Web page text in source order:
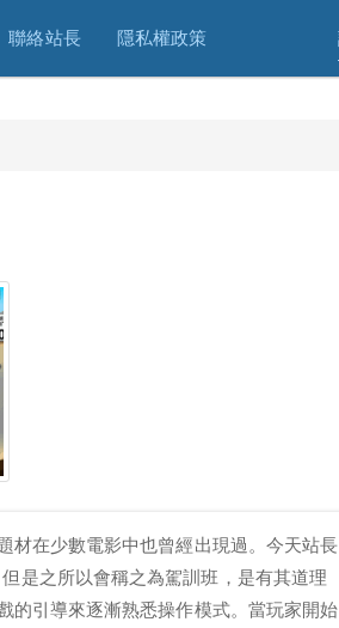
聯絡站長 隱私權政策
材在少數電影中也曾經出現過。今天站長
是之所以會稱之為駕訓班，是有其道理
的引導來逐漸熟悉操作模式。當玩家開始